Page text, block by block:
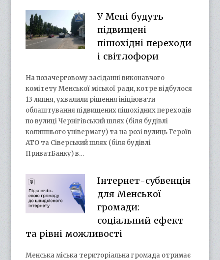
У Мені будуть
підвищені
пішохідні переходи
і світлофори
На позачерговому засіданні виконавчого
комітету Менської міської ради, котре відбулося
13 липня, ухвалили рішення ініціювати
облаштування підвищених пішохідних переходів
по вулиці Чернігівський шлях (біля будівлі
колишнього універмагу) та на розі вулиць Героїв
АТО та Сіверський шлях (біля будівлі
ПриватБанку) в…
Інтернет-субвенція
для Менської
громади:
соціальний ефект
та рівні можливості
Менська міська територіальна громада отримає